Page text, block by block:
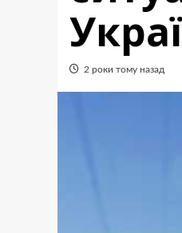
2 роки тому назад